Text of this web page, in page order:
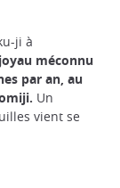
ji à
méconnu
par an, au
Un
vient se